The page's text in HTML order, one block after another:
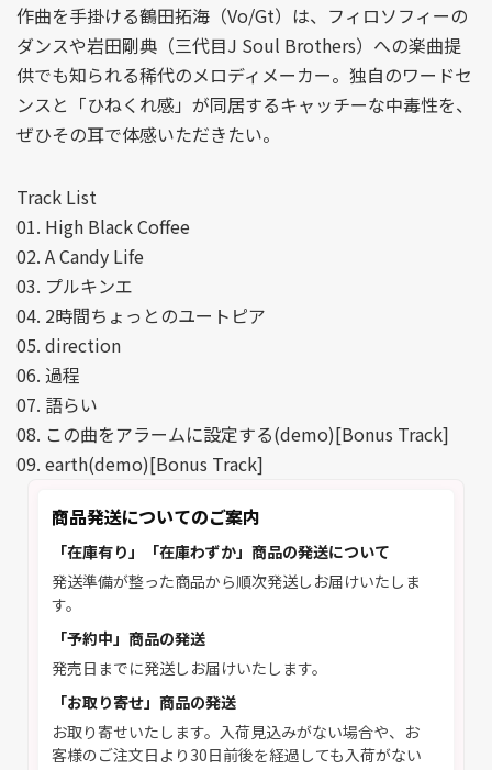
作曲を手掛ける鶴田拓海（Vo/Gt）は、フィロソフィーの
ダンスや岩田剛典（三代目J Soul Brothers）への楽曲提
供でも知られる稀代のメロディメーカー。独自のワードセ
ンスと「ひねくれ感」が同居するキャッチーな中毒性を、
ぜひその耳で体感いただきたい。
Track List
01. High Black Coffee
02. A Candy Life
03. プルキンエ
04. 2時間ちょっとのユートピア
05. direction
06. 過程
07. 語らい
08. この曲をアラームに設定する(demo)[Bonus Track]
09. earth(demo)[Bonus Track]
商品発送についてのご案内
「在庫有り」「在庫わずか」商品の発送について
発送準備が整った商品から順次発送しお届けいたしま
す。
「予約中」商品の発送
発売日までに発送しお届けいたします。
「お取り寄せ」商品の発送
お取り寄せいたします。入荷見込みがない場合や、お
客様のご注文日より30日前後を経過しても入荷がない